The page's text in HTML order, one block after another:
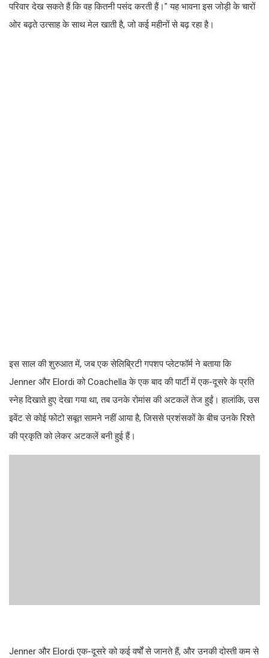
परिवार देख सकते हैं कि वह कितनी पसंद करती हैं।" यह भावना इस जोड़ी के चारों
ओर बढ़ते उत्साह के साथ मेल खाती है, जो कई महीनों से बढ़ रहा है।
इस साल की शुरुआत में, जब एक सेलिब्रिटी गपशप प्लेटफॉर्म ने बताया कि
Jenner और Elordi को Coachella के एक बाद की पार्टी में एक-दूसरे के प्रति
स्नेह दिखाते हुए देखा गया था, तब उनके रोमांस की अटकलें तेज हुईं। हालांकि, उस
इवेंट से कोई फोटो सबूत सामने नहीं आया है, जिससे प्रशंसकों के बीच उनके रिश्ते
की प्रकृति को लेकर अटकलें बनी हुई हैं।
Jenner और Elordi एक-दूसरे को कई वर्षों से जानते हैं, और उनकी दोस्ती कम से